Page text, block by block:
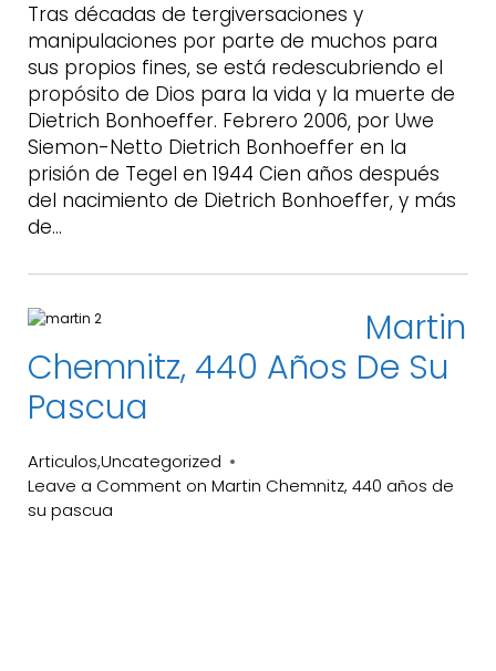
Tras décadas de tergiversaciones y
manipulaciones por parte de muchos para
sus propios fines, se está redescubriendo el
propósito de Dios para la vida y la muerte de
Dietrich Bonhoeffer. Febrero 2006, por Uwe
Siemon-Netto Dietrich Bonhoeffer en la
prisión de Tegel en 1944 Cien años después
del nacimiento de Dietrich Bonhoeffer, y más
de…
Martin
Chemnitz, 440 Años De Su
Pascua
Articulos,Uncategorized
Leave a Comment on Martin Chemnitz, 440 años de
su pascua